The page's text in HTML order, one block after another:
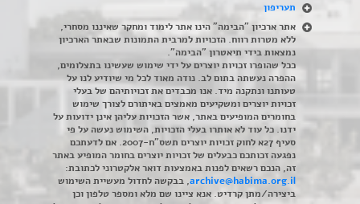
תעריפון
אתר ארכיון "הבימה" הינו אתר לימוד ומחקר שאיננו מסחרי,
ללא מטרות רווח. הזכויות למרבית התמונות שבאתר הארכיון
נמצאות בידי תיאטרון "הבימה".
ככל שהופרו זכויות יוצרים על ידי שימוש שעשינו בתצלומים,
ההפרה נעשתה בתום לב. נודה מאוד לכל מי שיודיע לנו על
טעותנו ונתקנה מיד. אנו מכבדים את זכויותיהם של בעלי
זכויות יוצרים ומשקיעים מאמצים באיתורם לצורך שימוש
בחומרים המופיעים באתר, אשר הזכויות עליהן אינן ידועות על
ידנו. כל עוד לא אותרו בעלי הזכויות, השימוש נעשה על פי
סעיף 27א לחוק זכויות יוצרים תשס"ח-2007. אם לדעתכם
נפגעה זכותכם כבעלים של זכויות יוצרים בחומר המופיע באתר
זה, הנכם רשאים לפנות באמצעות דואר אלקטרוני לכתובת:
archive@habima.org.il, בבקשה לחדול מעשיית השימוש
ביצירה/מתן קרדיט. אנא ציינו שם מלא ומספר טלפון וכן